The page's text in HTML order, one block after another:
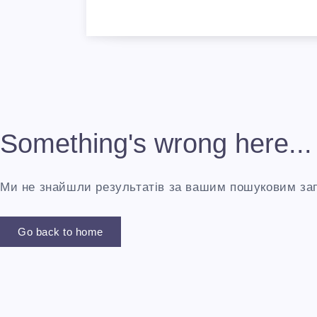
Something's wrong here...
Ми не знайшли результатів за вашим пошуковим
Go back to home